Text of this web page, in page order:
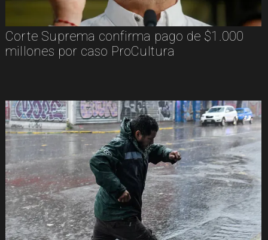
Corte Suprema confirma pago de $1.000
millones por caso ProCultura